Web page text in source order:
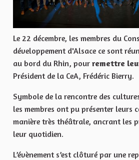
Le 22 décembre, les membres du
développement d'Alsace ce sont
au bord du Rhin, pour remettre
Président de la CeA, Frédéric Bierry.
Symbole de la rencontre des
les membres ont pu présenter leurs
manière très théâtrale, ancrant les
leur quotidien.
L’évènement s’est clôturé par une